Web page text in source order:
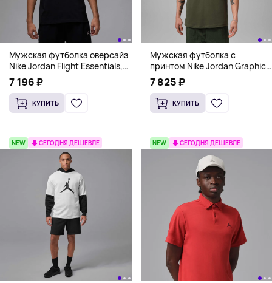
Мужская футболка оверсайз
Nike Jordan Flight Essentials,
черный
7 196 ₽
КУПИТЬ
Мужская футболка с
принтом Nike Jordan Graphic
T-Shirt, хаки
7 825 ₽
КУПИТЬ
NEW СЕГОДНЯ ДЕШЕВЛЕ NEW СЕГОДНЯ ДЕШЕВЛЕ